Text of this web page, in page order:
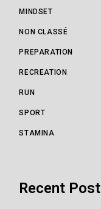
MINDSET
NON CLASSÉ
PREPARATION
RECREATION
RUN
SPORT
STAMINA
Recent Post